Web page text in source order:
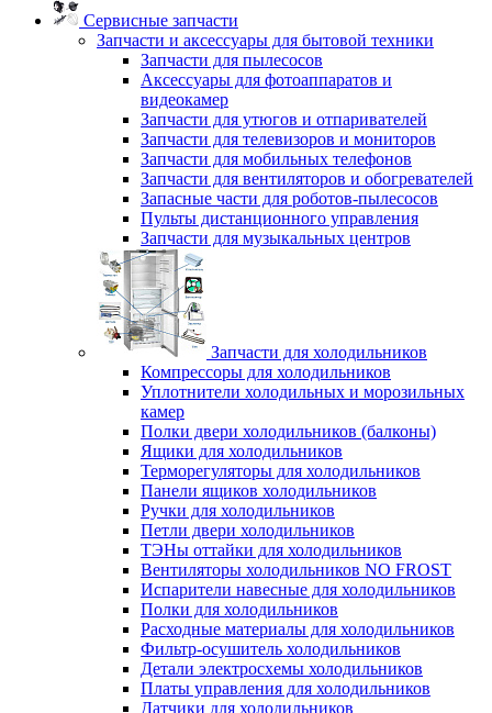
Сервисные запчасти
Запчасти и аксессуары для бытовой техники
Запчасти для пылесосов
Аксессуары для фотоаппаратов и
видеокамер
Запчасти для утюгов и отпаривателей
Запчасти для телевизоров и мониторов
Запчасти для мобильных телефонов
Запчасти для вентиляторов и обогревателей
Запасные части для роботов-пылесосов
Пульты дистанционного управления
Запчасти для музыкальных центров
Запчасти для холодильников
Компрессоры для холодильников
Уплотнители холодильных и морозильных
камер
Полки двери холодильников (балконы)
Ящики для холодильников
Терморегуляторы для холодильников
Панели ящиков холодильников
Ручки для холодильников
Петли двери холодильников
ТЭНы оттайки для холодильников
Вентиляторы холодильников NO FROST
Испарители навесные для холодильников
Полки для холодильников
Расходные материалы для холодильников
Фильтр-осушитель холодильников
Детали электросхемы холодильников
Платы управления для холодильников
Датчики для холодильников